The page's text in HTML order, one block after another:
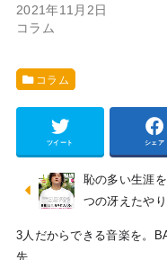
2021年11月2日
コラム
コラム
ツイート シェア
恥の多い生涯
つの冴えたや
3人だからできる音楽を。
先